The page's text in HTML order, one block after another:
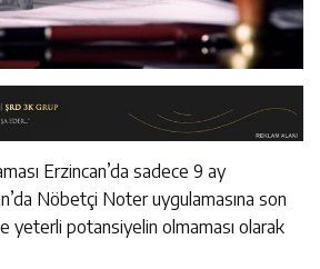
Erzincan’da sadece 9 ay
Nöbetçi Noter uygulamasına son
yeterli potansiyelin olmaması olarak